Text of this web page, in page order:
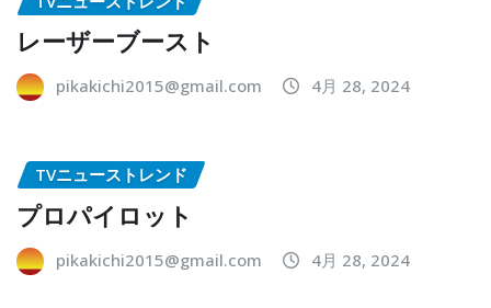
レーザーブースト
pikakichi2015@gmail.com 4月 28, 2024
TVニューストレンド
プロパイロット
pikakichi2015@gmail.com 4月 28, 2024